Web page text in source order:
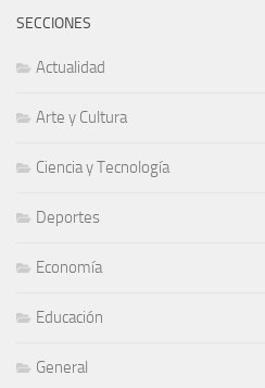
SECCIONES
Actualidad
Arte y Cultura
Ciencia y Tecnología
Deportes
Economía
Educación
General